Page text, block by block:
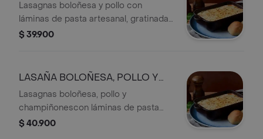
Lasagnas boloñesa y pollo con
láminas de pasta artesanal, gratinadas
con mozzarella y parmesano.
$ 39.900
LASAÑA BOLOÑESA, POLLO Y
CHAMPIÑONES
Lasagnas boloñesa, pollo y
champiñonescon láminas de pasta
artesanal, gratinadas con mozzarella y
$ 40.900